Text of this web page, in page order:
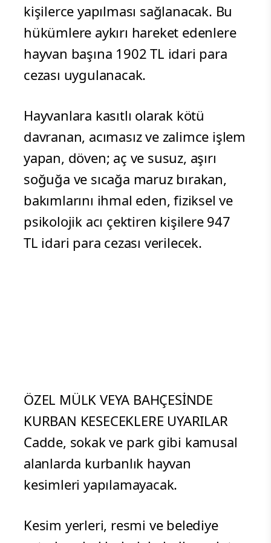
kişilerce yapılması sağlanacak. Bu
hükümlere aykırı hareket edenlere
hayvan başına 1902 TL idari para
cezası uygulanacak.
Hayvanlara kasıtlı olarak kötü
davranan, acımasız ve zalimce işlem
yapan, döven; aç ve susuz, aşırı
soğuğa ve sıcağa maruz bırakan,
bakımlarını ihmal eden, fiziksel ve
psikolojik acı çektiren kişilere 947
TL idari para cezası verilecek.
ÖZEL MÜLK VEYA BAHÇESİNDE
KURBAN KESECEKLERE UYARILAR
Cadde, sokak ve park gibi kamusal
alanlarda kurbanlık hayvan
kesimleri yapılamayacak.
Kesim yerleri, resmi ve belediye